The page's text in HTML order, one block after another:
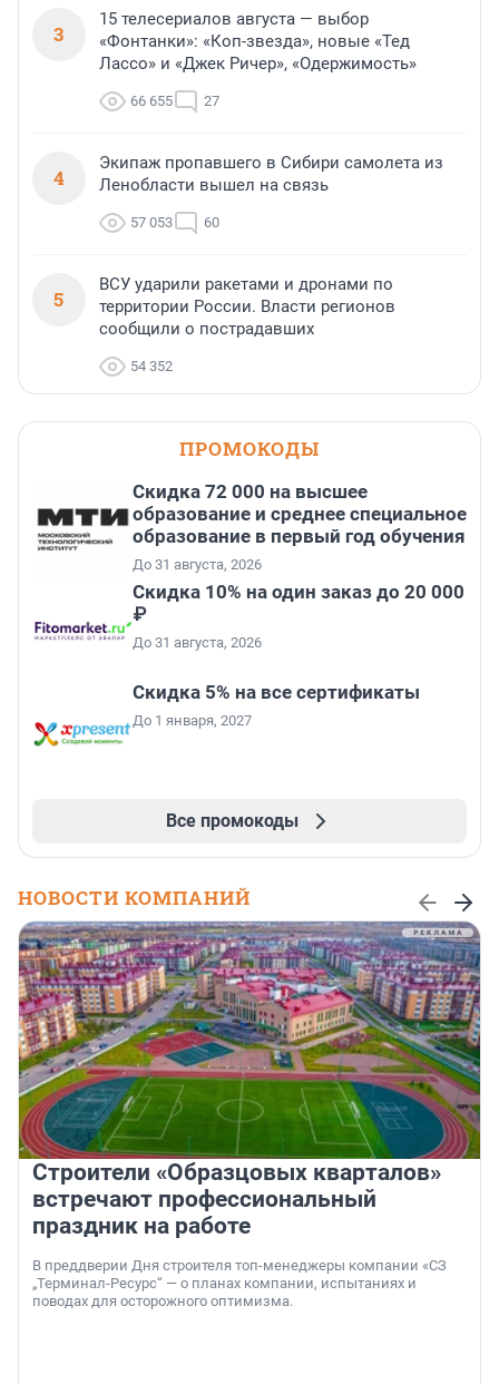
3
15 телесериалов августа — выбор
«Фонтанки»: «Коп-звезда», новые «Тед
Лассо» и «Джек Ричер», «Одержимость»
66 655 27
4
Экипаж пропавшего в Сибири самолета из
Ленобласти вышел на связь
57 053 60
5
ВСУ ударили ракетами и дронами по
территории России. Власти регионов
сообщили о пострадавших
54 352
ПРОМОКОДЫ
Скидка 72 000 на высшее
образование и среднее специальное
образование в первый год обучения
До 31 августа, 2026
Скидка 10% на один заказ до 20 000
₽
До 31 августа, 2026
Скидка 5% на все сертификаты
До 1 января, 2027
Все промокоды
НОВОСТИ КОМПАНИЙ
Строители «Образцовых кварталов»
встречают профессиональный
праздник на работе
В преддверии Дня строителя топ-менеджеры компании «СЗ
„Терминал-Ресурс“ — о планах компании, испытаниях и
поводах для осторожного оптимизма.